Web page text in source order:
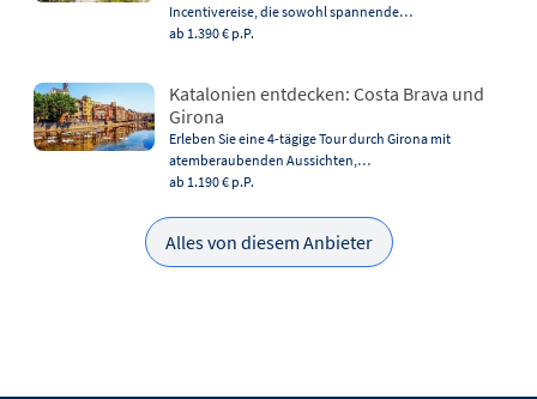
Incentivereise, die sowohl spannende…
ab 1.390 € p.P.
Katalonien entdecken: Costa Brava und
Girona
Erleben Sie eine 4-tägige Tour durch Girona mit
atemberaubenden Aussichten,…
ab 1.190 € p.P.
Alles von diesem Anbieter